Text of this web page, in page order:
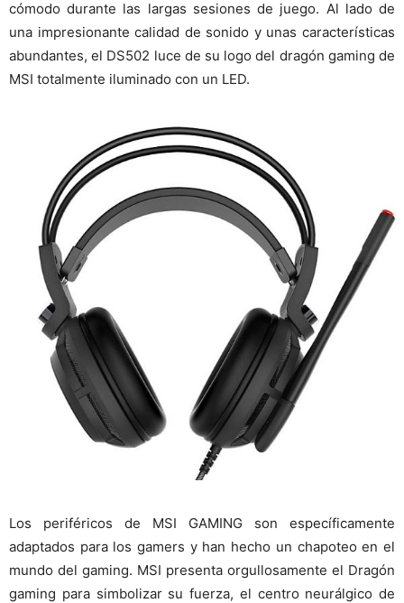
cómodo durante las largas sesiones de juego. Al lado de
una impresionante calidad de sonido y unas características
abundantes, el DS502 luce de su logo del dragón gaming de
MSI totalmente iluminado con un LED.
Los periféricos de MSI GAMING son específicamente
adaptados para los gamers y han hecho un chapoteo en el
mundo del gaming. MSI presenta orgullosamente el Dragón
gaming para simbolizar su fuerza, el centro neurálgico de